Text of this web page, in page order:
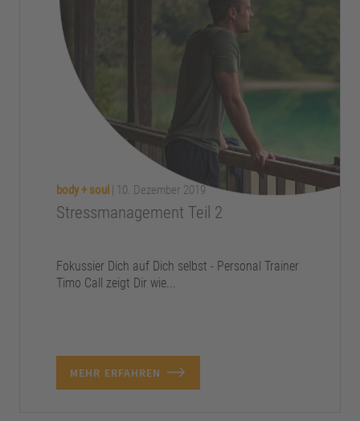
body + soul | 10. Dezember 2019
Stressmanagement Teil 2
Fokussier Dich auf Dich selbst - Personal Trainer
Timo Call zeigt Dir wie...
MEHR ERFAHREN